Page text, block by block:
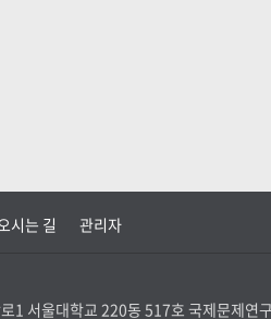
오시는 길 관리자
1 서울대학교 220동 517호 국제문제연